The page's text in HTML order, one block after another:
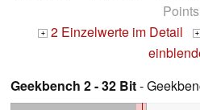
Points
+ 2 Einzelwerte im Detail +
Geekbench 2 - 32 Bit-